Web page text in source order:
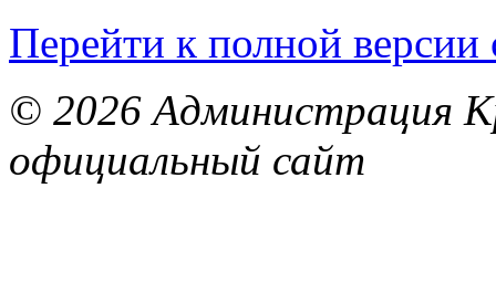
Перейти к полной версии
© 2026 Администрация
официальный сайт